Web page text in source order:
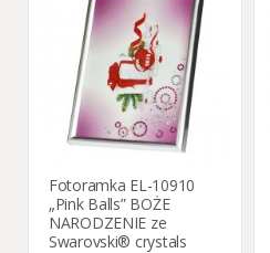
Fotoramka EL-10910
„Pink Balls” BOŻE
NARODZENIE ze
Swarovski® crystals